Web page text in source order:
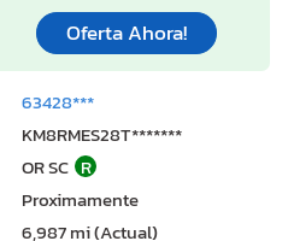
Oferta Ahora!
63428***
KM8RMES28T*******
OR SC R
Proximamente
6,987 mi (Actual)